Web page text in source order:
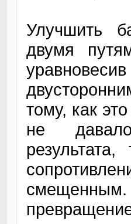
Улучшить
двумя
тому, как
не давало